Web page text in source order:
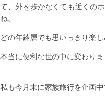
て、外を歩かなくても近くの
ね。
どの年齢層でも思いっきり楽し
本当に便利な世の中に変わりま
私も今月末に家族旅行を企画中